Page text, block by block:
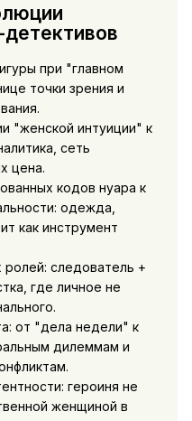
при "главном
точки зрения и
"женской интуиции" к
сеть
цена.
кодов нуара к
одежда,
как инструмент
следователь +
где личное не
от "дела недели" к
дилеммам и
героиня не
женщиной в